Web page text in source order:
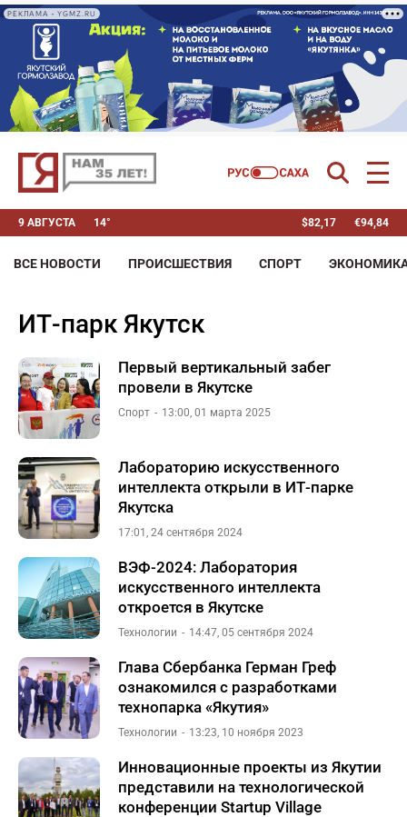
РЕКЛАМА • YGMZ.RU
9 АВГУСТА 14° $82,17 €94,84
ВСЕ НОВОСТИ ПРОИСШЕСТВИЯ СПОРТ
ИТ-парк Якутск
Первый вертикальный забег
провели в Якутске
Спорт 13:00, 01 марта 2025
Лабораторию искусственного
интеллекта открыли в ИТ-парке
Якутска
17:01, 24 сентября 2024
ВЭФ-2024: Лаборатория
искусственного интеллекта
откроется в Якутске
Технологии 14:47, 05 сентября 2024
Глава Сбербанка Герман Греф
ознакомился с разработками
технопарка «Якутия»
Технологии 13:23, 10 ноября 2023
Инновационные проекты из Якутии
представили на технологической
конференции Startup Village